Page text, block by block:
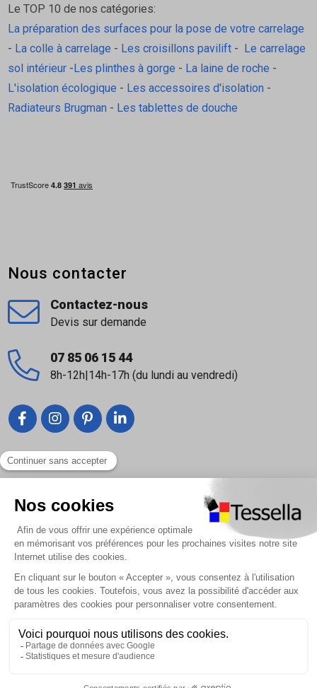
Le TOP 10 de nos catégories:
La préparation des surfaces pour la pose de votre carrelage
- La colle à carrelage - Les croisillons pavilift- Le carrelage
sol intérieur-Les plinthes à gorge - La laine de roche -
L'isolation écologique - Les accessoires d'isolation -
Radiateurs Brugman - Les tablettes de douche
Liens utiles
Nous contacter
À propos
Paiement sécurisé
Livraison | Retour client
Nos tutos
Connexion / Inscription
Nous contacter
Contactez-nous
Devis sur demande
07 85 06 15 44
8h-12h|14h-17h (du lundi au vendredi)
2018 - 2026 © Tessella, Tous droits réservés